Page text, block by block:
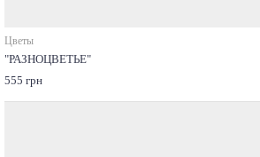
Цветы
"РАЗНОЦВЕТЬЕ"
555 грн